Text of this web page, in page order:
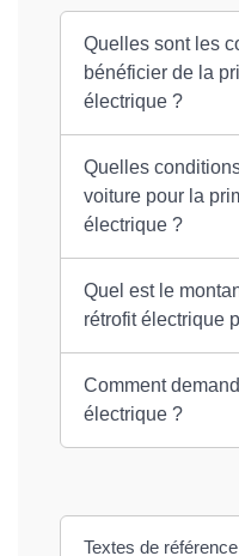
Quelles sont les
bénéficier de la
électrique ?
Quelles
voiture pour la
électrique ?
Quel est le
rétrofit électrique
Comment
électrique ?
Textes de référence